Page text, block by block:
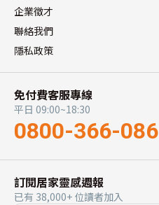
企業徵才
聯絡我們
隱私政策
免付費客服專線
平日 09:00~18:30
0800-366-086
訂閱居家靈感週報
已有 38,000+ 位讀者加入